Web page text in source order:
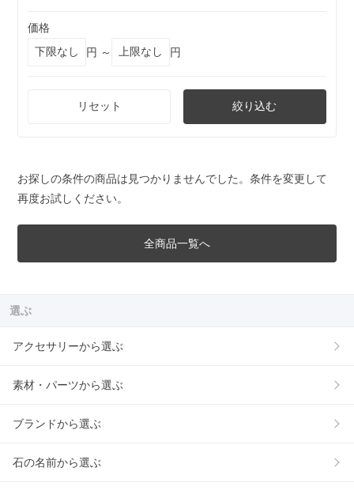
価格
円 ～
円
リセット 絞り込む
お探しの条件の商品は見つかりませんでした。条件を変更して
再度お試しください。
全商品一覧へ
選ぶ
アクセサリーから選ぶ
素材・パーツから選ぶ
ブランドから選ぶ
石の名前から選ぶ